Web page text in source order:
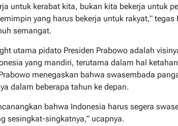
untuk kerabat kita, bukan kita bekerja untuk
yang harus bekerja untuk rakyat,” tegas
semangat.
utama pidato Presiden Prabowo adalah
yang mandiri, terutama dalam hal
menegaskan bahwa swasembada
dalam beberapa tahun ke depan.
bahwa Indonesia harus segera
sesingkat-singkatnya,” ucapnya.